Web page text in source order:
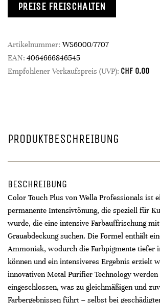
PREISE FREISCHALTEN
Artikelnummer: WS6000/7707
EAN: 4064666846545
Empfohlener Verkaufspreis (UVP): CHF 0.00
PRODUKTBESCHREIBUNG
BESCHREIBUNG
Color Touch Plus von Wella Professionals ist
permanente Intensivtönung, die speziell für
wurde, die eine intensive Farbauffrischung
Grauabdeckung suchen. Die Formel enthält
Ammoniak, wodurch die Farbpigmente tiefer
können und ein intensiveres Ergebnis erzielt
innovativen Metal Purifier Technology
eingeschlossen, was zu gleichmäßigen und
Farbergebnissen führt – selbst bei